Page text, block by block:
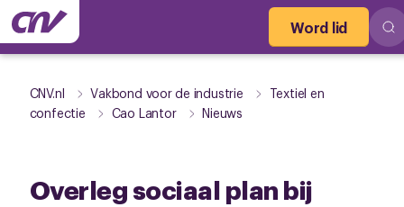
Word lid
CNV.nl Vakbond voor de industrie
Textiel en
confectie
Cao Lantor Nieuws
Overleg sociaal plan bij